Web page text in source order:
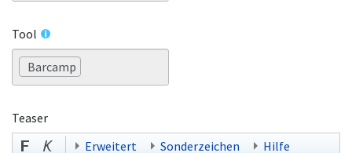
Tool
Barcamp
Teaser
Erweitert
Sonderzeichen Hilfe